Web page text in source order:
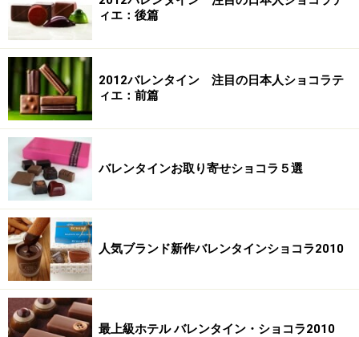
ィエ：後篇
2012バレンタイン 注目の日本人ショコラテ
ィエ：前篇
バレンタインお取り寄せショコラ５選
人気ブランド新作バレンタインショコラ2010
最上級ホテル バレンタイン・ショコラ2010